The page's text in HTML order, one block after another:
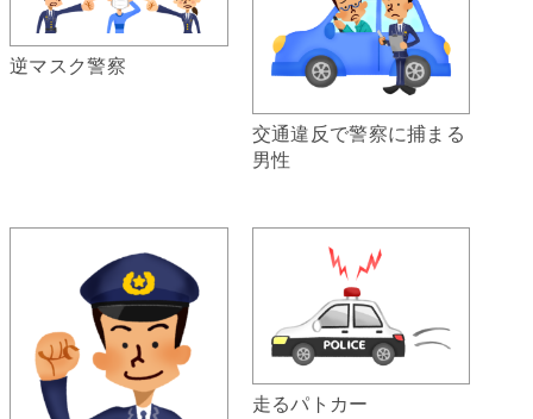
逆マスク警察
交通違反で警察に捕まる
男性
走るパトカー